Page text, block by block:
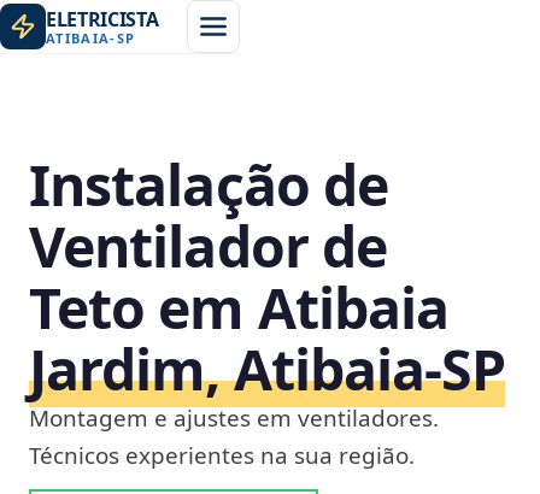
ELETRICISTA
ATIBAIA-SP
Instalação de
Ventilador de
Teto em Atibaia
Jardim, Atibaia‑SP
Montagem e ajustes em ventiladores.
Técnicos experientes na sua região.